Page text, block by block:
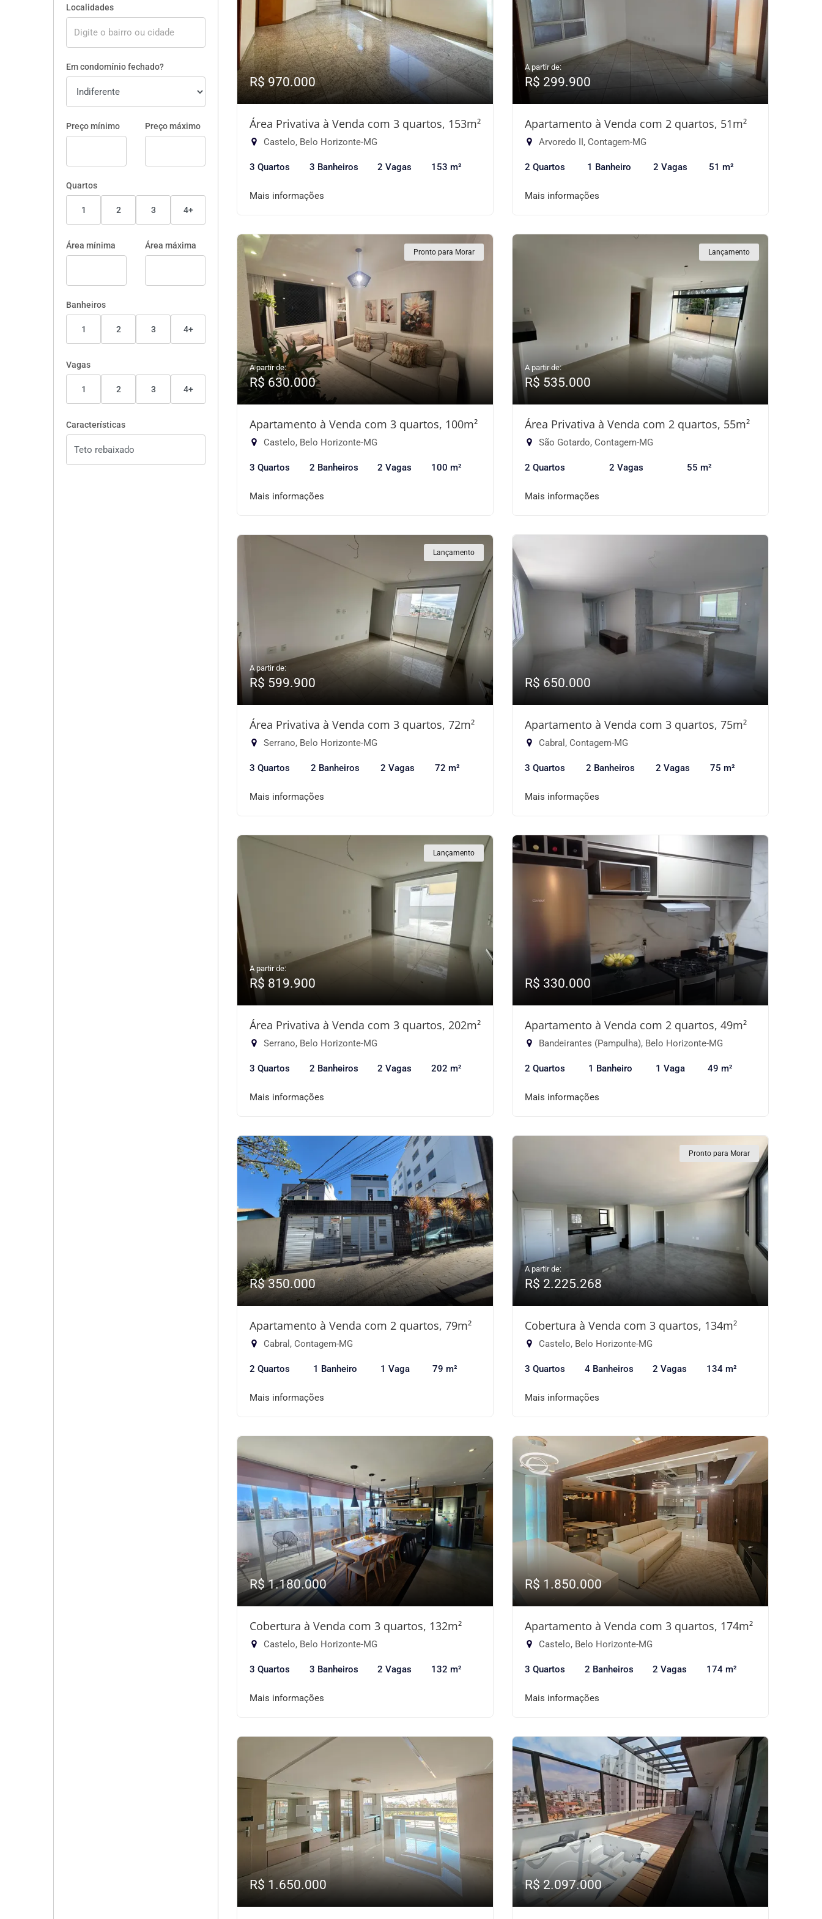
Localidades
Em condomínio fechado?
Preço mínimo Preço máximo
Quartos
1 2 3 4+
Área mínima Área máxima
Banheiros
1 2 3 4+
Vagas
1 2 3 4+
Características
R$ 970.000
Área Privativa à Venda com 3 quartos, 153m²
Castelo, Belo Horizonte-MG
3 Quartos 3 Banheiros 2 Vagas 153 m²
Mais informações
A partir de:
R$ 299.900
Apartamento à Venda com 2 quartos, 51m²
Arvoredo II, Contagem-MG
2 Quartos 1 Banheiro 2 Vagas 51 m²
Mais informações
Pronto para Morar
A partir de:
R$ 630.000
Apartamento à Venda com 3 quartos, 100m²
Castelo, Belo Horizonte-MG
3 Quartos 2 Banheiros 2 Vagas 100 m²
Mais informações
Lançamento
A partir de:
R$ 535.000
Área Privativa à Venda com 2 quartos, 55m²
São Gotardo, Contagem-MG
2 Quartos 2 Vagas 55 m²
Mais informações
Lançamento
A partir de:
R$ 599.900
Área Privativa à Venda com 3 quartos, 72m²
Serrano, Belo Horizonte-MG
3 Quartos 2 Banheiros 2 Vagas 72 m²
Mais informações
R$ 650.000
Apartamento à Venda com 3 quartos, 75m²
Cabral, Contagem-MG
3 Quartos 2 Banheiros 2 Vagas 75 m²
Mais informações
Lançamento
A partir de:
R$ 819.900
Área Privativa à Venda com 3 quartos, 202m²
Serrano, Belo Horizonte-MG
3 Quartos 2 Banheiros 2 Vagas 202 m²
Mais informações
R$ 330.000
Apartamento à Venda com 2 quartos, 49m²
Bandeirantes (Pampulha), Belo Horizonte-MG
2 Quartos 1 Banheiro 1 Vaga 49 m²
Mais informações
R$ 350.000
Apartamento à Venda com 2 quartos, 79m²
Cabral, Contagem-MG
2 Quartos 1 Banheiro 1 Vaga 79 m²
Mais informações
Pronto para Morar
A partir de:
R$ 2.225.268
Cobertura à Venda com 3 quartos, 134m²
Castelo, Belo Horizonte-MG
3 Quartos 4 Banheiros 2 Vagas 134 m²
Mais informações
R$ 1.180.000
Cobertura à Venda com 3 quartos, 132m²
Castelo, Belo Horizonte-MG
3 Quartos 3 Banheiros 2 Vagas 132 m²
Mais informações
R$ 1.850.000
Apartamento à Venda com 3 quartos, 174m²
Castelo, Belo Horizonte-MG
3 Quartos 2 Banheiros 2 Vagas 174 m²
Mais informações
R$ 1.650.000 R$ 2.097.000